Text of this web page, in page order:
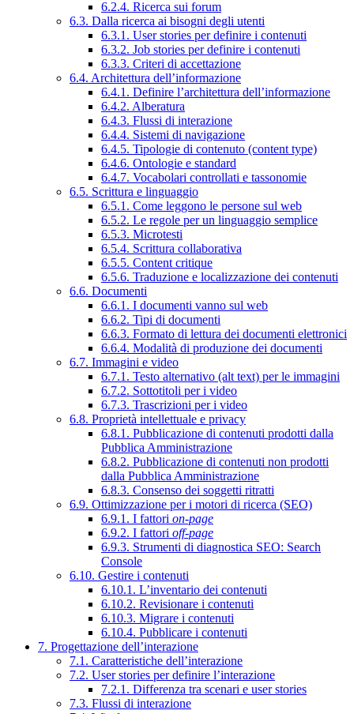
6.2.4. Ricerca sui forum
6.3. Dalla ricerca ai bisogni degli utenti
6.3.1. User stories per definire i contenuti
6.3.2. Job stories per definire i contenuti
6.3.3. Criteri di accettazione
6.4. Architettura dell’informazione
6.4.1. Definire l’architettura dell’informazione
6.4.2. Alberatura
6.4.3. Flussi di interazione
6.4.4. Sistemi di navigazione
6.4.5. Tipologie di contenuto (content type)
6.4.6. Ontologie e standard
6.4.7. Vocabolari controllati e tassonomie
6.5. Scrittura e linguaggio
6.5.1. Come leggono le persone sul web
6.5.2. Le regole per un linguaggio semplice
6.5.3. Microtesti
6.5.4. Scrittura collaborativa
6.5.5. Content critique
6.5.6. Traduzione e localizzazione dei contenuti
6.6. Documenti
6.6.1. I documenti vanno sul web
6.6.2. Tipi di documenti
6.6.3. Formato di lettura dei documenti elettronici
6.6.4. Modalità di produzione dei documenti
6.7. Immagini e video
6.7.1. Testo alternativo (alt text) per le immagini
6.7.2. Sottotitoli per i video
6.7.3. Trascrizioni per i video
6.8. Proprietà intellettuale e privacy
6.8.1. Pubblicazione di contenuti prodotti dalla
Pubblica Amministrazione
6.8.2. Pubblicazione di contenuti non prodotti
dalla Pubblica Amministrazione
6.8.3. Consenso dei soggetti ritratti
6.9. Ottimizzazione per i motori di ricerca (SEO)
6.9.1. I fattori on-page
6.9.2. I fattori off-page
6.9.3. Strumenti di diagnostica SEO: Search
Console
6.10. Gestire i contenuti
6.10.1. L’inventario dei contenuti
6.10.2. Revisionare i contenuti
6.10.3. Migrare i contenuti
6.10.4. Pubblicare i contenuti
7. Progettazione dell’interazione
7.1. Caratteristiche dell’interazione
7.2. User stories per definire l’interazione
7.2.1. Differenza tra scenari e user stories
7.3. Flussi di interazione